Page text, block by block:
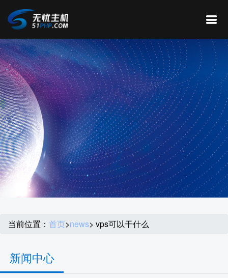
当前位置： 首页>news> vps可以干什么
新闻中心